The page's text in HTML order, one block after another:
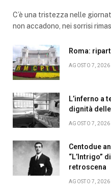
C’è una tristezza nelle
non accadono, nei sorrisi
Roma:
AGOSTO 7, 2026
L’inferno a
dignità
AGOSTO 7, 2026
Centodue
“L’Intrigo”
retroscena
AGOSTO 7, 2026